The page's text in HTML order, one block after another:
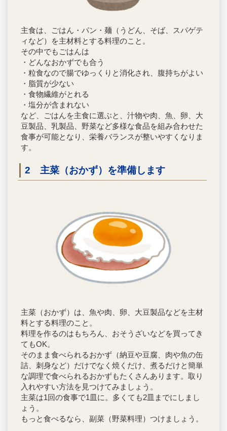
主食は、ごはん・パン・麺（うどん、そば、スパゲテ
ィなど）を主材料とする料理のこと。
その中でもごはんは
・どんなおかずでも合う
・粒食なので腸でゆっくりと消化され、腹持ちがよい
・脂質が少ない
・食物繊維がとれる
・塩分が含まれない
など、ごはんを主食に選ぶと、汁物や肉、魚、卵、大
豆製品、乳製品、野菜など多様な食品を組み合わせた
食事が可能となり、栄養バランスが整いやすくなりま
す。
2 主菜（おかず）を準備します
主菜（おかず）は、魚や肉、卵、大豆製品などを主材
料とする料理のこと。
料理を作るのはもちろん、おそうざいなどを買ってき
てもOK。
そのまま食べられるおかず（納豆や豆腐、肉や魚の缶
詰、刺身など）だけでなく焼くだけ、煮るだけと簡単
な調理で食べられるおかずもたくさんあります。取り
入れやすい方法を見つけてみましょう。
主菜は1回の食事で1皿に。多くても2皿までにしまし
ょう。
もっと食べるなら、副菜（野菜料理）つけましょう。